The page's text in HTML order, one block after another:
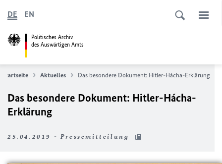
Politisches Archiv
des Auswärtigen Amts
DE EN
Startseite Aktuelles Das besondere Dokument: Hitler-Hácha-Erklärung
Das besondere Dokument: Hitler-Hácha-
Erklärung
25.04.2019 - Pressemitteilung